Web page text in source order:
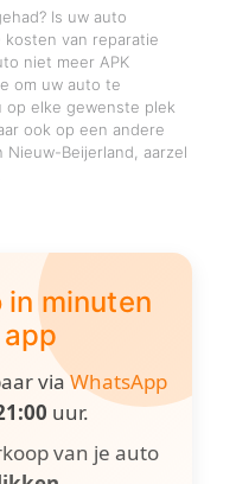
Is uw auto
van reparatie
niet meer APK
om uw auto te
op elke gewenste plek
ook op een andere
Beijerland, aarzel
in minuten
viaWhatsApp
uur.
van je auto